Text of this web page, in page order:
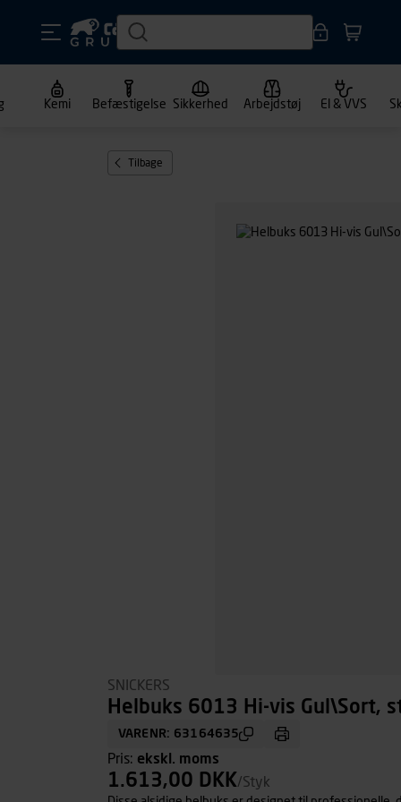
Kemi Befæstigelse Sikkerhed Arbejdstøj El & VVS
Tilbage
SNICKERS
Helbuks 6013 Hi-vis Gul\Sort,
VARENR: 63164635
Pris: ekskl. moms
1.613,00 DKK/Styk